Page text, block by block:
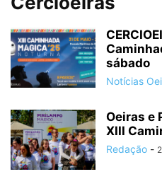
sábado
Notícias
Oeiras e
XIII
Redação -